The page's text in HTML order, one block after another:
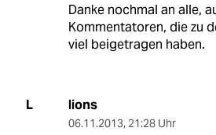
Danke nochmal an alle,
Kommentatoren, die zu
viel beigetragen haben.
L lions
06.11.2013, 21:28 Uhr